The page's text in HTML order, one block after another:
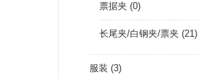
票据夹 (0)
长尾夹/白钢夹/票夹 (21)
服装 (3)